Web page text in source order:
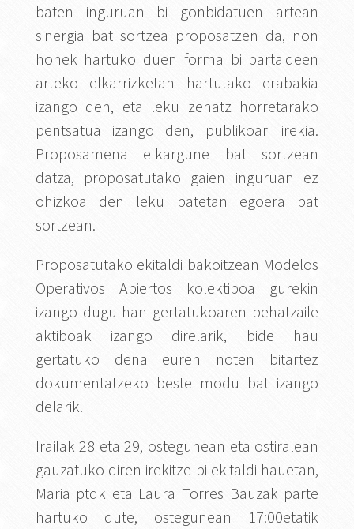
baten inguruan bi gonbidatuen artean
sinergia bat sortzea proposatzen da, non
honek hartuko duen forma bi partaideen
arteko elkarrizketan hartutako erabakia
izango den, eta leku zehatz horretarako
pentsatua izango den, publikoari irekia.
Proposamena elkargune bat sortzean
datza, proposatutako gaien inguruan ez
ohizkoa den leku batetan egoera bat
sortzean.
Proposatutako ekitaldi bakoitzean Modelos
Operativos Abiertos kolektiboa gurekin
izango dugu han gertatukoaren behatzaile
aktiboak izango direlarik, bide hau
gertatuko dena euren noten bitartez
dokumentatzeko beste modu bat izango
delarik.
Irailak 28 eta 29, ostegunean eta ostiralean
gauzatuko diren irekitze bi ekitaldi hauetan,
Maria ptqk eta Laura Torres Bauzak parte
hartuko dute, ostegunean 17:00etatik